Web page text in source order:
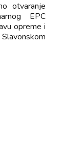
otvaranje
EPC
opreme i